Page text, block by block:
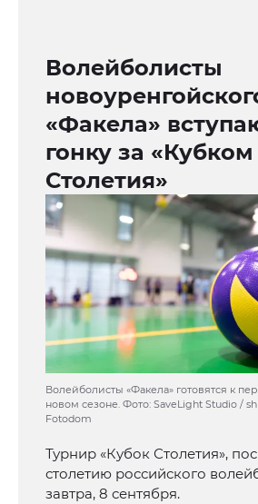
Волейболисты
«Факела»
гонку за «Кубком
Столетия»
Волейболисты «Факела» готовятся к
новом сезоне. Фото: SaveLight Studio /
Fotodom
Турнир «Кубок Столетия»,
столетию российского
завтра, 8 сентября.